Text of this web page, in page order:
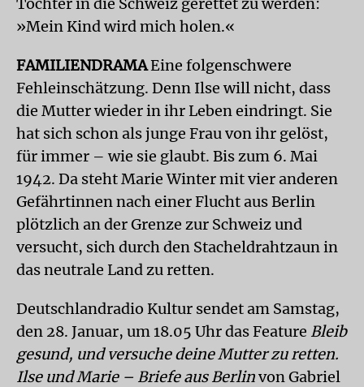
»Mein Kind wird mich holen.«
FAMILIENDRAMAEine folgenschwere
Fehleinschätzung. Denn Ilse will nicht, dass
die Mutter wieder in ihr Leben eindringt. Sie
hat sich schon als junge Frau von ihr gelöst,
für immer – wie sie glaubt. Bis zum 6. Mai
1942. Da steht Marie Winter mit vier anderen
Gefährtinnen nach einer Flucht aus Berlin
plötzlich an der Grenze zur Schweiz und
versucht, sich durch den Stacheldrahtzaun in
das neutrale Land zu retten.
Deutschlandradio Kultur sendet am Samstag,
den 28. Januar, um 18.05 Uhr das Feature Bleib
gesund, und versuche deine Mutter zu retten.
Ilse und Marie – Briefe aus Berlinvon Gabriel